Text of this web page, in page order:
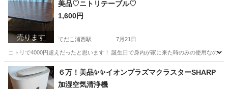
売ります
美品♡ニトリテーブル♡
1,600円
てだこ浦西駅 7月21日
ニトリで4000円超えだったと思います！ 誕生日で身内が家に来た時のみの使用なの
沖縄 うるま市 てだこ浦西駅 テーブル ニトリ
６万！美品✨️✨️イオンプラズマクラスターSHARP
加湿空気清浄機